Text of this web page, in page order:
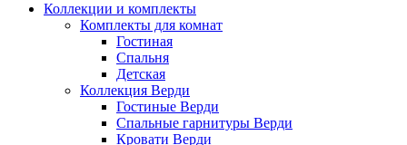
Коллекции и комплекты
Комплекты для комнат
Гостиная
Спальня
Детская
Коллекция Верди
Гостиные Верди
Спальные гарнитуры Верди
Кровати Верди